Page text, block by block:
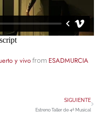
y vivo from ESADMURCIA
SIGUIENTE
Estreno Taller de 4ª Musical